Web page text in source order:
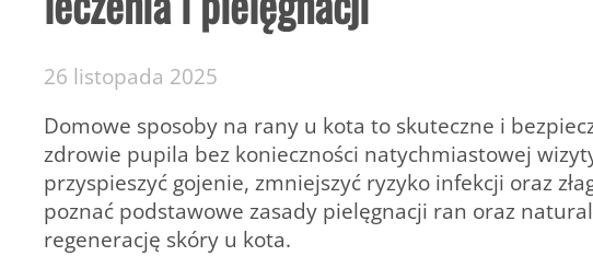
26 listopada 2025
Domowe sposoby na rany u kota to skuteczne i
zdrowie pupila bez konieczności natychmiastowej
przyspieszyć gojenie, zmniejszyć ryzyko infekcji oraz
poznać podstawowe zasady pielęgnacji ran oraz
regenerację skóry u kota.